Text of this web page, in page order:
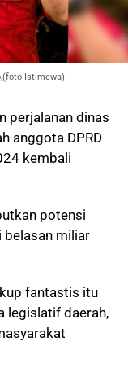
Istimewa).
perjalanan dinas
anggota DPRD
kembali
potensi
belasan miliar
fantastis itu
legislatif daerah,